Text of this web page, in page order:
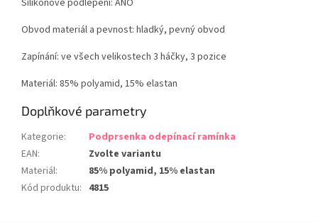
Silikonové podlepení: ANO
Obvod materiál a pevnost: hladký, pevný obvod
Zapínání: ve všech velikostech 3 háčky, 3 pozice
Materiál: 85% polyamid, 15% elastan
Doplňkové parametry
Kategorie:
Podprsenka odepínací ramínka
EAN:
Zvolte variantu
Materiál:
85% polyamid, 15% elastan
Kód produktu: 4815